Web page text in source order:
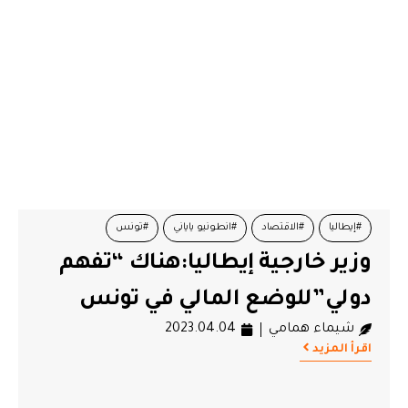
#إيطاليا #الاقتصاد #انطونيو ياياني #تونس
#مساعدة تونس
وزير خارجية إيطاليا:هناك “تفهم
دولي”للوضع المالي في تونس
شيماء همامي 2023.04.04
اقرأ المزيد